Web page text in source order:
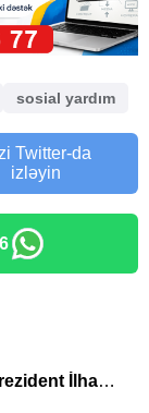
sosial yardım
Twitter-da
izləyin
İlham